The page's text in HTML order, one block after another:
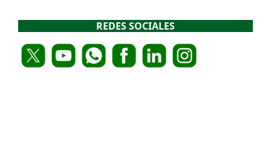
REDES SOCIALES